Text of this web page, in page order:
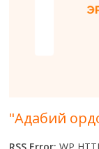
"Адабий